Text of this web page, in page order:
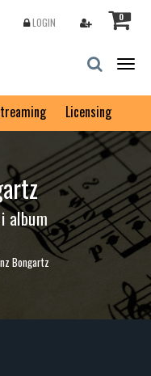
0
LOGIN
Licensing
album
Bongartz